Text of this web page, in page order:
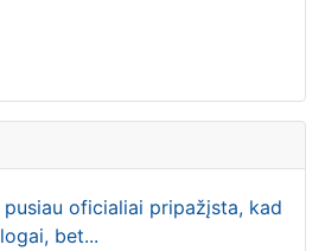
oficialiai pripažįsta, kad
bet...